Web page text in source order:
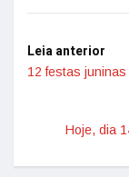
Leia anterior
12 festas
Hoje, dia